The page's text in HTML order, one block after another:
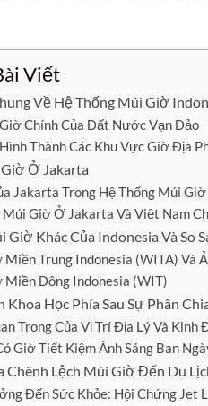
Viết
Về Hệ Thống Múi Giờ
Chính Của Đất Nước Vạn Đảo
Thành Các Khu Vực Giờ Địa
Ở Jakarta
Jakarta Trong Hệ Thống Múi
Múi Giờ Ở Jakarta Và Việt Nam
Giờ Khác Của Indonesia Và So
Miền Trung Indonesia (WITA) Và
Miền Đông Indonesia (WIT)
Khoa Học Phía Sau Sự Phân
Trọng Của Vị Trí Địa Lý Và Kinh
Giờ Tiết Kiệm Ánh Sáng Ban
Chênh Lệch Múi Giờ Đến Du
Đến Sức Khỏe: Hội Chứng Jet